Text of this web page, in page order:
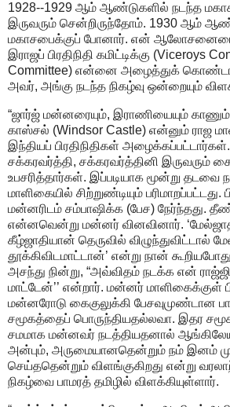
1928--1929 ஆம் ஆண்டுகளில் நடந்த
இருவரும் சென்றிருந்தோம். 1930 ஆம்
மகாசபைக்குப் போனார். என்
இராஜப் பிரதிநிதி கமிட்டிக்கு (Viceroys
Committee) என்னை அழைத்துக்
அவர், அங்கு நடந்த நிகழ்வு ஒன்றையும்
“ஜார்ஜ் மன்னரையும், இராணியையும்
காஸ்சல் (Windsor Castle) என்னும் ராஜ
இந்தியப் பிரதிநிதிகள்
சக்கரவர்த்தி, சக்கரவர்த்தினி இருவரும்
உபசரித்தார்கள். இப்படியாக மூன்று தடவை
மாளிகையில் சிற்றுண்டியும்
மன்னரிடம் சம்பாஷிக்க (பேச) நேர்ந்தது.
என்னவென்று மன்னர் வினவினார்.
கீழ்ஜாதியான் தெருவில் விழுந்துவிட்டால்
தூக்கிவிடமாட்டான்’ என்று நான்
அசந்து நின்று, “அவ்விதம் நடக்க என்
மாட்டேன்’’ என்றார். மன்னர் மாளிகைக்குள்
மன்னரோடு கைகுலுக்கி பேசவுமுண்டான
சமூகத்தைப் பொருந்தியதல்லவா. இதர
சமமாக மன்னவர் நடத்தியதனால்
அன்பும், அருமையானதென்றும் நம் இனம்
செய்ததென்றும் விளங்குகிறது என்று
நிகழ்வை பாமரத் தமிழில் விளக்கியுள்ளார்.